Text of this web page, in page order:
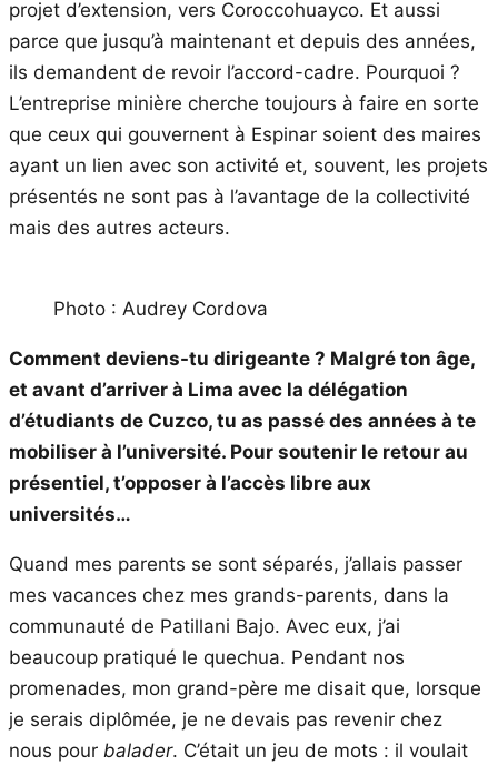
projet d’extension, vers Coroccohuayco. Et aussi
parce que jusqu’à maintenant et depuis des années,
ils demandent de revoir l’accord-cadre. Pourquoi ?
L’entreprise minière cherche toujours à faire en sorte
que ceux qui gouvernent à Espinar soient des maires
ayant un lien avec son activité et, souvent, les projets
présentés ne sont pas à l’avantage de la collectivité
mais des autres acteurs.
Photo : Audrey Cordova
Comment deviens-tu dirigeante ? Malgré ton âge,
et avant d’arriver à Lima avec la délégation
d’étudiants de Cuzco, tu as passé des années à te
mobiliser à l’université. Pour soutenir le retour au
présentiel, t’opposer à l’accès libre aux
universités…
Quand mes parents se sont séparés, j’allais passer
mes vacances chez mes grands-parents, dans la
communauté de Patillani Bajo. Avec eux, j’ai
beaucoup pratiqué le quechua. Pendant nos
promenades, mon grand-père me disait que, lorsque
je serais diplômée, je ne devais pas revenir chez
nous pour balader. C’était un jeu de mots : il voulait